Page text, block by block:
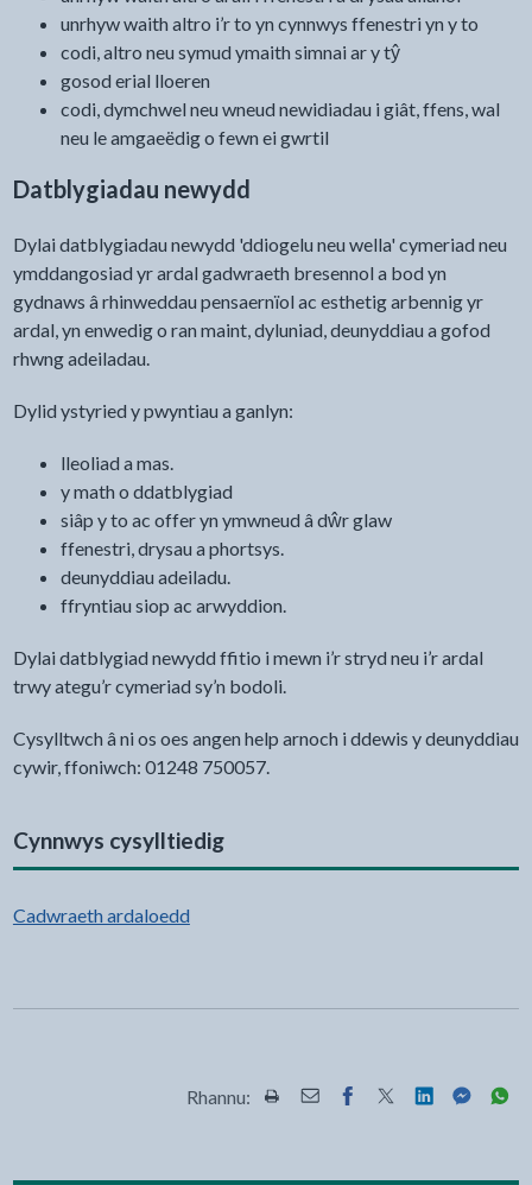
unrhyw waith altro i’r to yn cynnwys ffenestri yn y to
codi, altro neu symud ymaith simnai ar y tŷ
gosod erial lloeren
codi, dymchwel neu wneud newidiadau i giât, ffens, wal
neu le amgaeëdig o fewn ei gwrtil
Datblygiadau newydd
Dylai datblygiadau newydd 'ddiogelu neu wella' cymeriad neu
ymddangosiad yr ardal gadwraeth bresennol a bod yn
gydnaws â rhinweddau pensaernïol ac esthetig arbennig yr
ardal, yn enwedig o ran maint, dyluniad, deunyddiau a gofod
rhwng adeiladau.
Dylid ystyried y pwyntiau a ganlyn:
lleoliad a mas.
y math o ddatblygiad
siâp y to ac offer yn ymwneud â dŵr glaw
ffenestri, drysau a phortsys.
deunyddiau adeiladu.
ffryntiau siop ac arwyddion.
Dylai datblygiad newydd ffitio i mewn i’r stryd neu i’r ardal
trwy ategu’r cymeriad sy’n bodoli.
Cysylltwch â ni os oes angen help arnoch i ddewis y deunyddiau
cywir, ffoniwch: 01248 750057.
Cynnwys cysylltiedig
Cadwraeth ardaloedd
Rhannu: Rhannwch y dudalen hon wrth
Rhannwch y dudalen hon
Rhannwch y dudalen
Rhannwch y
Rhannwch y